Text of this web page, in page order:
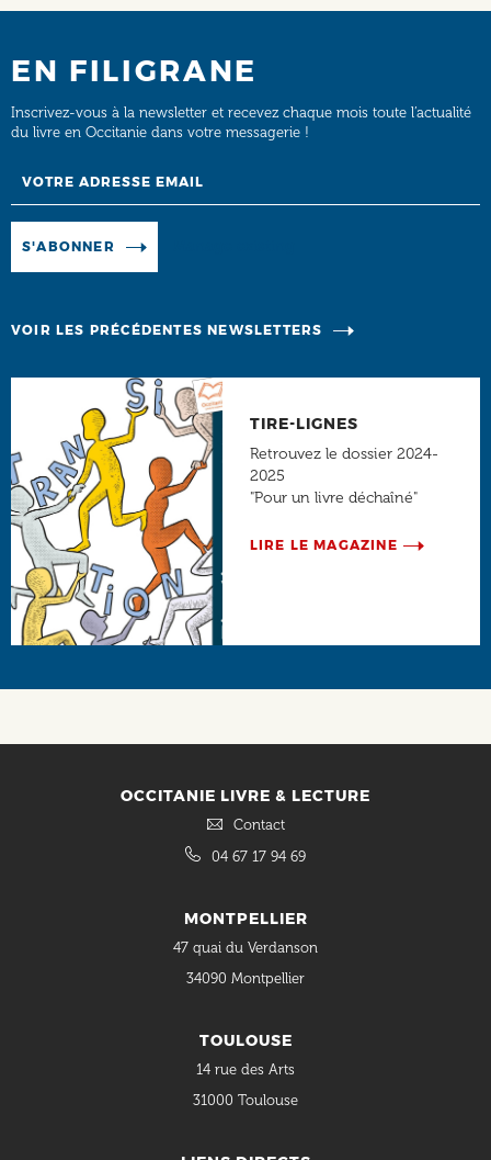
EN FILIGRANE
Inscrivez-vous à la newsletter et recevez chaque mois toute l’actualité
du livre en Occitanie dans votre messagerie !
S'ABONNER
VOIR LES PRÉCÉDENTES NEWSLETTERS
TIRE-LIGNES
Retrouvez le dossier 2024-
2025
"Pour un livre déchaîné"
LIRE LE MAGAZINE
OCCITANIE LIVRE & LECTURE
Contact
04 67 17 94 69
MONTPELLIER
47 quai du Verdanson
34090 Montpellier
TOULOUSE
14 rue des Arts
31000 Toulouse